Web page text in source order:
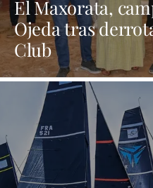
El Maxorata,
Ojeda tras
Club